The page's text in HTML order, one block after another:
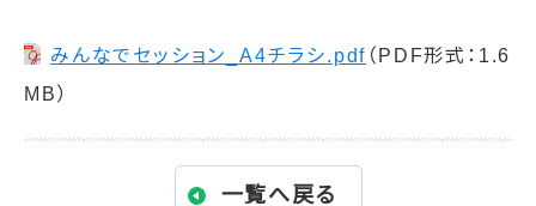
みんなでセッション_A4チラシ.pdf （PDF形式：1.6
MB）
一覧へ戻る